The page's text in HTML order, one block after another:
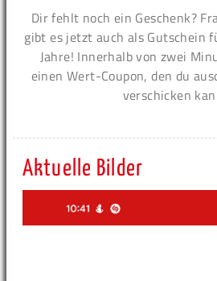
Dir fehlt noch ein Geschenk?
gibt es jetzt auch als Gutschein
Jahre! Innerhalb von zwei
einen Wert-Coupon, den du
verschicken
Aktuelle Bilder